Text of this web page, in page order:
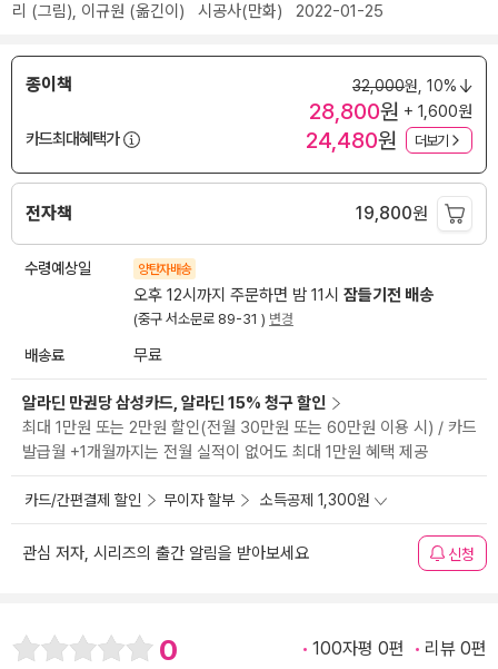
리 (그림), 이규원 (옮긴이) 시공사(만화) 2022-01-25
종이책 32,000원, 10%
28,800원 + 1,600원
카드최대혜택가
24,480원 더보기
전자책 19,800원
수령예상일 양탄자배송
오후 12시까지 주문하면 밤 11시 잠들기전 배송
(중구 서소문로 89-31 ) 변경
배송료 무료
알라딘 만권당 삼성카드, 알라딘 15% 청구 할인
최대 1만원 또는 2만원 할인(전월 30만원 또는 60만원 이용 시) / 카드
발급월 +1개월까지는 전월 실적이 없어도 최대 1만원 혜택 제공
카드/간편결제 할인 무이자 할부 소득공제 1,300원
관심 저자, 시리즈의 출간 알림을 받아보세요 신청
0 100자평 0편 리뷰 0편